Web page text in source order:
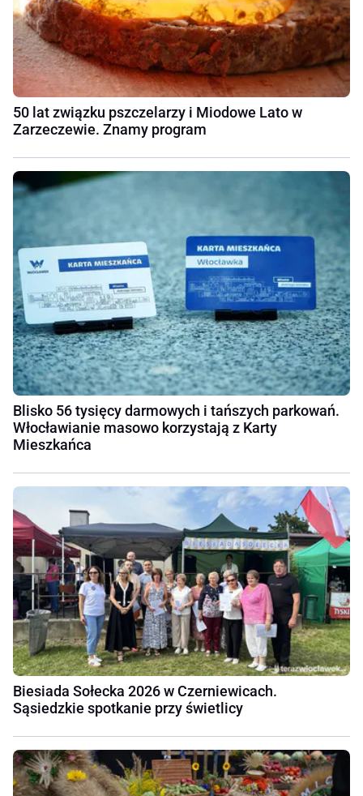
50 lat związku pszczelarzy i Miodowe Lato w
Zarzeczewie. Znamy program
Blisko 56 tysięcy darmowych i tańszych parkowań.
Włocławianie masowo korzystają z Karty
Mieszkańca
Biesiada Sołecka 2026 w Czerniewicach.
Sąsiedzkie spotkanie przy świetlicy